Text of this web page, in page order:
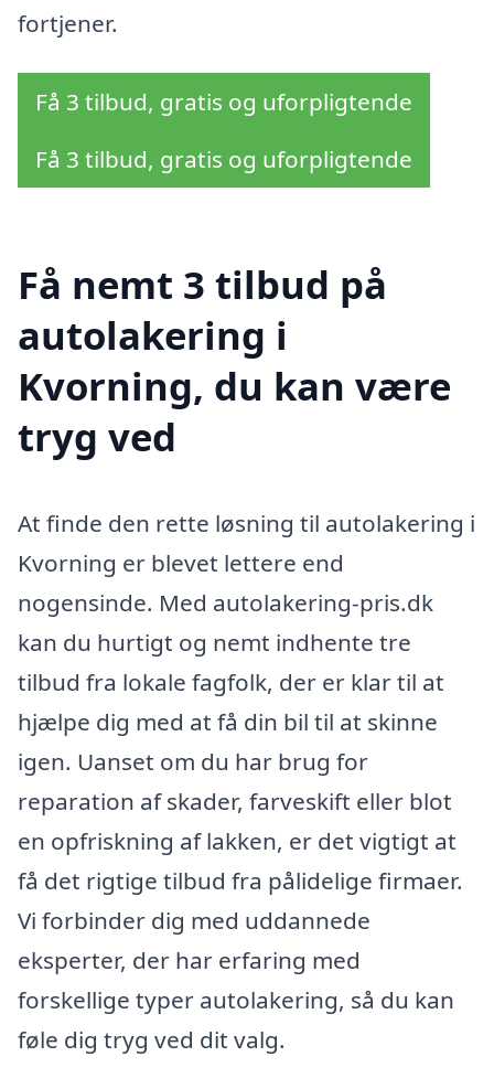
fortjener.
Få 3 tilbud, gratis og uforpligtende
Få 3 tilbud, gratis og uforpligtende
Få nemt 3 tilbud på
autolakering i
Kvorning, du kan være
tryg ved
At finde den rette løsning til autolakering i
Kvorning er blevet lettere end
nogensinde. Med autolakering-pris.dk
kan du hurtigt og nemt indhente tre
tilbud fra lokale fagfolk, der er klar til at
hjælpe dig med at få din bil til at skinne
igen. Uanset om du har brug for
reparation af skader, farveskift eller blot
en opfriskning af lakken, er det vigtigt at
få det rigtige tilbud fra pålidelige firmaer.
Vi forbinder dig med uddannede
eksperter, der har erfaring med
forskellige typer autolakering, så du kan
føle dig tryg ved dit valg.